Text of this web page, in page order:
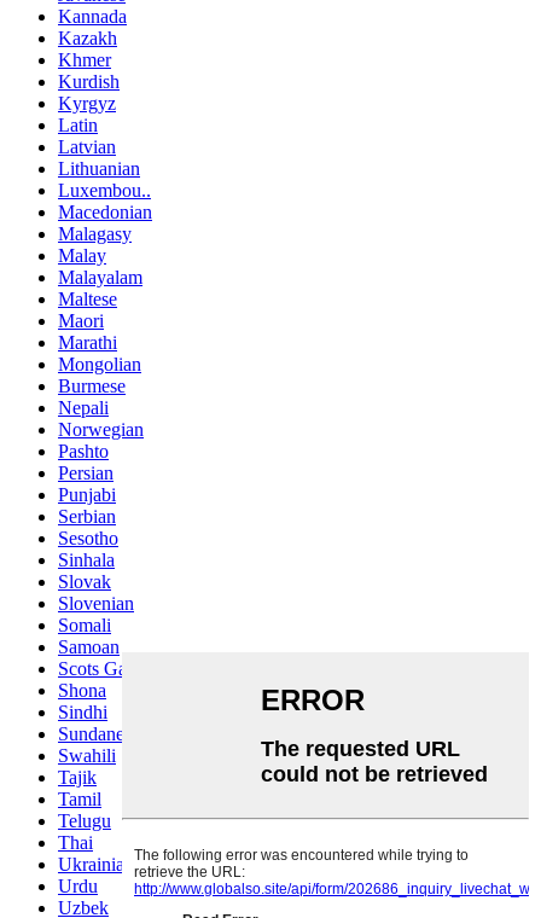
Kannada
Kazakh
Khmer
Kurdish
Kyrgyz
Latin
Latvian
Lithuanian
Luxembou..
Macedonian
Malagasy
Malay
Malayalam
Maltese
Maori
Marathi
Mongolian
Burmese
Nepali
Norwegian
Pashto
Persian
Punjabi
Serbian
Sesotho
Sinhala
Slovak
Slovenian
Somali
Samoan
Scots Gaelic
Shona
Sindhi
Sundanese
Swahili
Tajik
Tamil
Telugu
Thai
Ukrainian
Urdu
Uzbek